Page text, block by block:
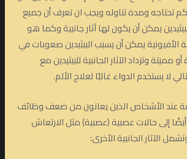
تحتاجه ومدة تناوله ويجب ان تعرف أن جميع
يمكن أن يكون لها آثار جانبية وكما هو
الأفيونية يمكن أن يسبب البيثيدين صعوبات في
وتزداد الآثار الجانبية للبيثيدين مع
لا يستخدم الدواء غالبًا لعلاج الألم.
عند الأشخاص الذين يعانون من ضعف وظائف
إلى حالات عصبية (عصبية) مثل الارتعاش
الآثار الجانبية الأخرى: